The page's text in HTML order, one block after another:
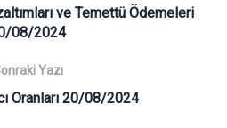
ve Temettü Ödemeleri
08/2024
Yazı
Oranları 20/08/2024